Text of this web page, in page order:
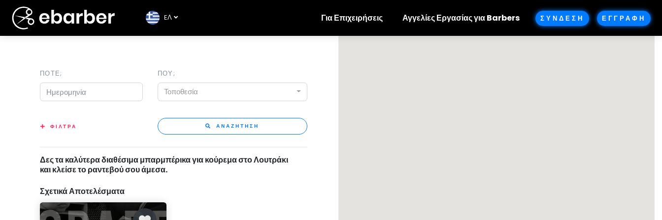
EΛ Για Επιχειρήσεις Αγγελίες Εργασίας για Barbers ΣΥΝΔΕΣΗ ΕΓΓΡΑΦΗ
ΠΟΤΕ; ΠΟΥ;
Τοποθεσία
ΦΙΛΤΡΑ ΑΝΑΖΗΤΗΣΗ
Δες τα καλύτερα διαθέσιμα μπαρμπέρικα για κούρεμα στο Λουτράκι
και κλείσε το ραντεβού σου άμεσα.
Σχετικά Αποτελέσματα